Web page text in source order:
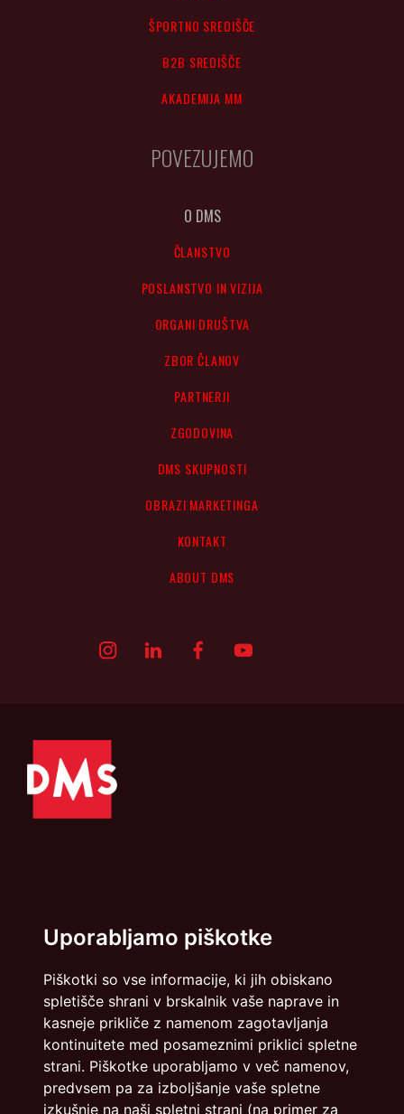
Uporabljamo piškotke
Piškotki so vse informacije, ki jih obiskano
spletišče shrani v brskalnik vaše naprave in
kasneje prikliče z namenom zagotavljanja
kontinuitete med posameznimi priklici spletne
strani. Piškotke uporabljamo v več namenov,
predvsem pa za izboljšanje vaše spletne
izkušnje na naši spletni strani (na primer za
ŠPORTNO SREDIŠČE
B2B SREDIŠČE
AKADEMIJA MM
POVEZUJEMO
O DMS
ČLANSTVO
POSLANSTVO IN VIZIJA
ORGANI DRUŠTVA
ZBOR ČLANOV
PARTNERJI
ZGODOVINA
DMS SKUPNOSTI
OBRAZI MARKETINGA
KONTAKT
ABOUT DMS
info@dmslo.si
Društvo za marketing Slovenije - DMS | Dimičeva ulica 13 |
1000 Ljubljana
Načrtovanje in izvedba: Vareo